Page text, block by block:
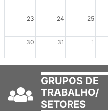
23 24 25
30 31 1
GRUPOS DE
TRABALHO/
SETORES